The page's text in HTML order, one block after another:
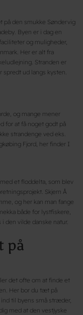
på den smukke Søndervig
Byen er i dag en
og muligheder,
Her er alt fra
Stranden er
spredt ud langs kysten.
og mange mener
for at få noget godt på
strandenge ved eks.
Fjord, her finder I
et floddelta, som blev
Skjern Å
og her kan man fange
både for lystfiskere,
den vilde danske natur.
på
det ofte om at finde et
Her bor du tæt på
til byens små stræder,
med at den vestjyske